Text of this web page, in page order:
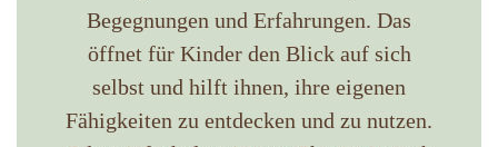
Begegnungen und Erfahrungen. Das
öffnet für Kinder den Blick auf sich
selbst und hilft ihnen, ihre eigenen
Fähigkeiten zu entdecken und zu nutzen.